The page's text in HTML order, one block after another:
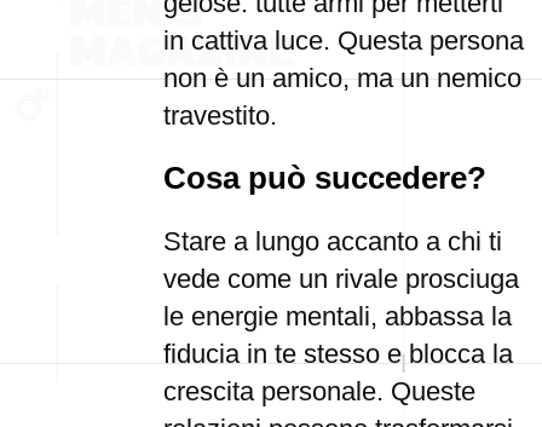
in cattiva luce. Questa persona
non è un amico, ma un nemico
travestito.
Cosa può succedere?
Stare a lungo accanto a chi ti
vede come un rivale prosciuga
le energie mentali, abbassa la
fiducia in te stesso e blocca la
crescita personale. Queste